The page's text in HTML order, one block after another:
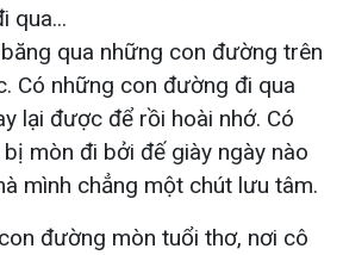
qua...
qua những con đường trên
Có những con đường đi qua
lại được để rồi hoài nhớ. Có
mòn đi bởi đế giày ngày nào
mình chẳng một chút lưu tâm.
đường mòn tuổi thơ, nơi cô